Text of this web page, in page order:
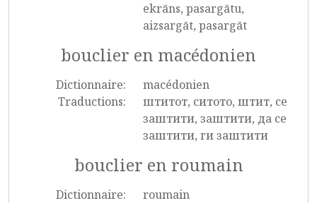
ekrāns, pasargātu,
aizsargāt, pasargāt
bouclier en macédonien
Dictionnaire:
macédonien
Traductions:
штитот, ситото, штит, се
заштити, заштити, да се
заштити, ги заштити
bouclier en roumain
Dictionnaire:
roumain